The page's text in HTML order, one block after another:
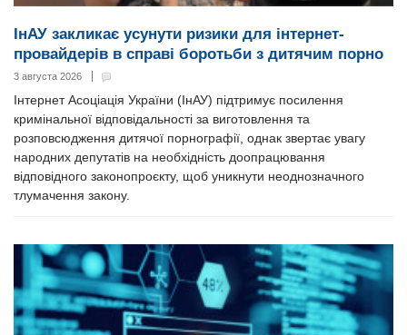
ІнАУ закликає усунути ризики для інтернет-
провайдерів в справі боротьби з дитячим порно
3 августа 2026
Інтернет Асоціація України (ІнАУ) підтримує посилення
кримінальної відповідальності за виготовлення та
розповсюдження дитячої порнографії, однак звертає увагу
народних депутатів на необхідність доопрацювання
відповідного законопроєкту, щоб уникнути неоднозначного
тлумачення закону.